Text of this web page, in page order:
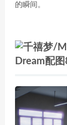
的瞬间。